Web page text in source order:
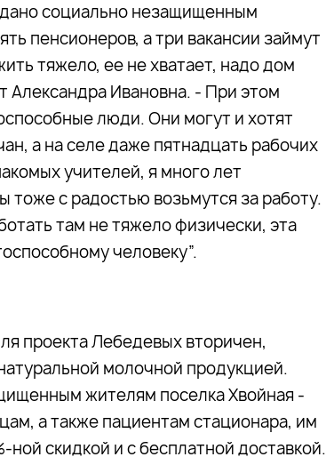
социально незащищенным
пенсионеров, а три вакансии займут
тяжело, ее не хватает, надо дом
Александра Ивановна. - При этом
люди. Они могут и хотят
а на селе даже пятнадцать рабочих
учителей, я много лет
с радостью возьмутся за работу.
там не тяжело физически, эта
человеку”.
проекта Лебедевых вторичен,
молочной продукцией.
жителям поселка Хвойная -
а также пациентам стационара, им
скидкой и с бесплатной доставкой.